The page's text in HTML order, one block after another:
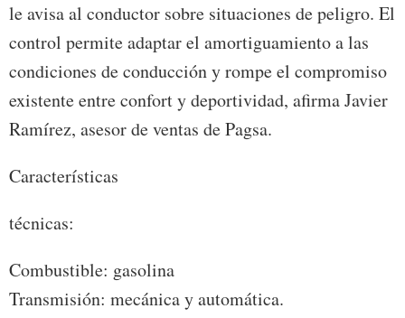
le avisa al conductor sobre situaciones de peligro. El
control permite adaptar el amortiguamiento a las
condiciones de conducción y rompe el compromiso
existente entre confort y deportividad, afirma Javier
Ramírez, asesor de ventas de Pagsa.
Características
técnicas:
Combustible: gasolina
Transmisión: mecánica y automática.